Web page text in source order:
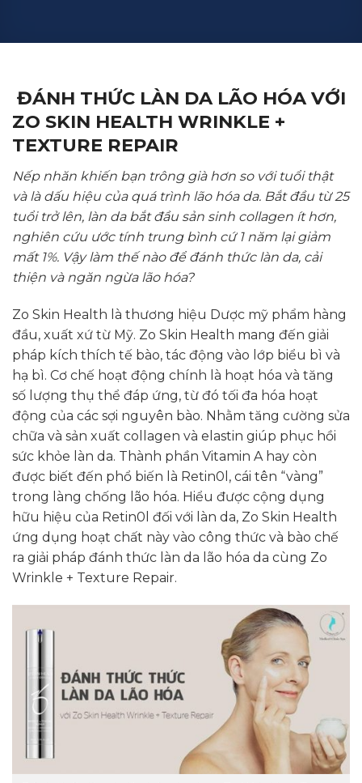
ĐÁNH THỨC LÀN DA LÃO HÓA VỚI
ZO SKIN HEALTH WRINKLE +
TEXTURE REPAIR
Nếp nhăn khiến bạn trông già hơn so với tuổi thật
và là dấu hiệu của quá trình lão hóa da. Bắt đầu từ 25
tuổi trở lên, làn da bắt đầu sản sinh collagen ít hơn,
nghiên cứu ước tính trung bình cứ 1 năm lại giảm
mất 1%. Vậy làm thế nào để đánh thức làn da, cải
thiện và ngăn ngừa lão hóa?
Zo Skin Health là thương hiệu Dược mỹ phẩm hàng
đầu, xuất xứ từ Mỹ. Zo Skin Health mang đến giải
pháp kích thích tế bào, tác động vào lớp biểu bì và
hạ bì. Cơ chế hoạt động chính là hoạt hóa và tăng
số lượng thụ thể đáp ứng, từ đó tối đa hóa hoạt
động của các sợi nguyên bào. Nhằm tăng cường sửa
chữa và sản xuất collagen và elastin giúp phục hồi
sức khỏe làn da. Thành phần Vitamin A hay còn
được biết đến phổ biến là Retin0l, cái tên “vàng”
trong làng chống lão hóa. Hiểu được cộng dụng
hữu hiệu của Retin0l đối với làn da, Zo Skin Health
ứng dụng hoạt chất này vào công thức và bào chế
ra giải pháp đánh thức làn da lão hóa da cùng Zo
Wrinkle + Texture Repair.